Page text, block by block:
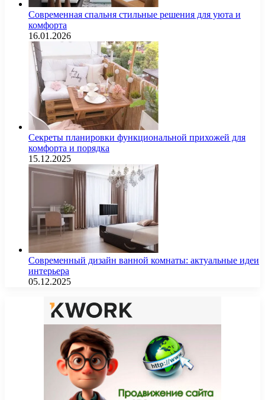
Современная спальня стильные решения для уюта и
комфорта
16.01.2026
Секреты планировки функциональной прихожей для
комфорта и порядка
15.12.2025
Современный дизайн ванной комнаты: актуальные идеи
интерьера
05.12.2025